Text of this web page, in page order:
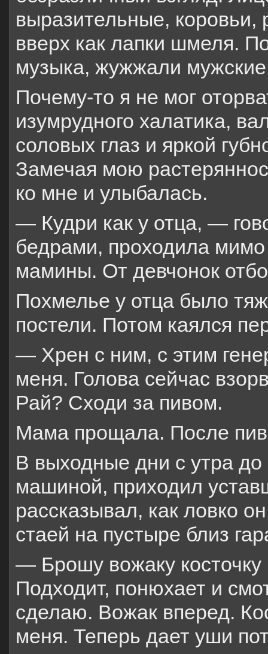
выразительные,
вверх как лапки шмеля.
музыка, жужжали мужские
Почему-то я не мог
изумрудного халатика,
соловых глаз и яркой
Замечая мою
ко мне и улыбалась.
— Кудри как у отца, —
бедрами, проходила
мамины. От девчонок
Похмелье у отца было
постели. Потом каялся
— Хрен с ним, с этим
меня. Голова сейчас
Рай? Сходи за пивом.
Мама прощала. После
В выходные дни с утра до
машиной, приходил
рассказывал, как ловко
стаей на пустыре близ
— Брошу вожаку
Подходит, понюхает и
сделаю. Вожак вперед.
меня. Теперь дает уши